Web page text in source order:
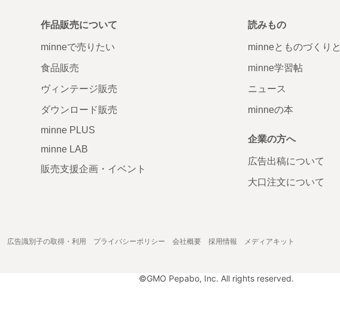
作品販売について
minneで売りたい
食品販売
ヴィンテージ販売
ダウンロード販売
minne PLUS
minne LAB
販売支援企画・イベント
読みもの
minneとものづくりと
minne学習帖
ニュース
minneの本
企業の方へ
広告出稿について
大口注文について
広告識別子の取得・利用 プライバシーポリシー 会社概要 採用情報 メディアキット
©GMO Pepabo, Inc. All rights reserved.